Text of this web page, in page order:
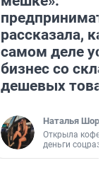
рассказала,
самом деле
бизнес со
дешевых
Наталья
Открыла
деньги